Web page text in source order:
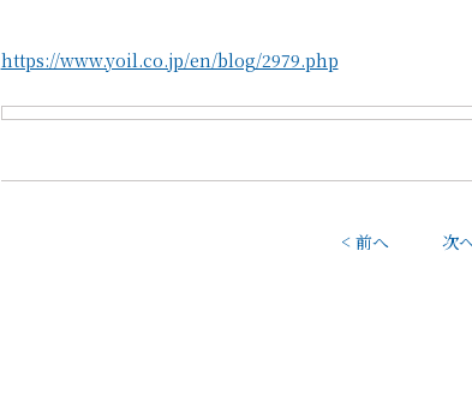
https://www.yoil.co.jp/en/blog/2979.php
< 前へ 次